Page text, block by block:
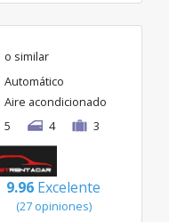
o similar
Automático
Aire acondicionado
5
4 3
9.96 Excelente
(27 opiniones)